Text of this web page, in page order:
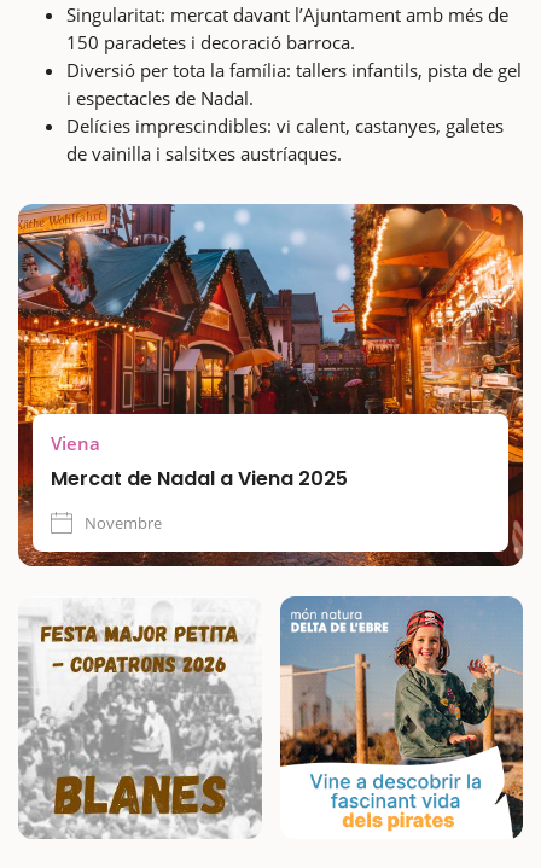
Singularitat: mercat davant l’Ajuntament amb més de
150 paradetes i decoració barroca.
Diversió per tota la família: tallers infantils, pista de gel
i espectacles de Nadal.
Delícies imprescindibles: vi calent, castanyes, galetes
de vainilla i salsitxes austríaques.
Viena
Mercat de Nadal a Viena 2025
Novembre